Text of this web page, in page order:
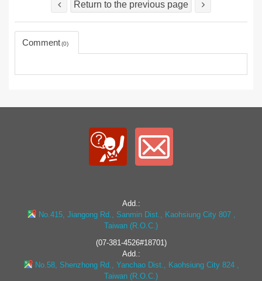
Return to the previous page
Comment 0
Add.:
No.415, Jiangong Rd., Sanmin Dist., Kaohsiung City 807 ,
Taiwan (R.O.C.)
(07-381-4526#18701)
Add.:
No.58, Shenzhong Rd., Yanchao Dist., Kaohsiung City 824 ,
Taiwan (R.O.C.)